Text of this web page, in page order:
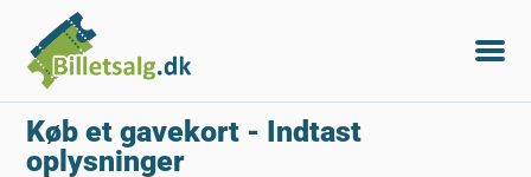
Køb et gavekort - Indtast
oplysninger